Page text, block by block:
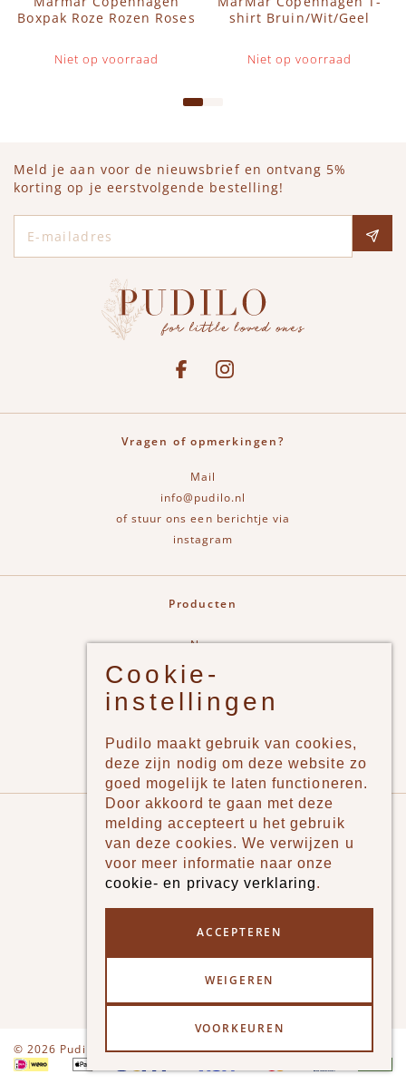
Boxpak Roze Rozen Roses
Niet op voorraad
shirt Bruin/Wit/Geel
Niet op voorraad
Meld je aan voor de nieuwsbrief en ontvang 5%
korting op je eerstvolgende bestelling!
See our FacebookBekijk onze Instagram pagina
Vragen of opmerkingen?
Mail
info@pudilo.nl
of stuur ons een berichtje via
instagram
Producten
New
Jongens
Meisjes
Merken
Pudilo
Over ons
Algemene voorwaarden
Klantenservice - Ruilen & Retourneren
© 2026 Pudilo DisclaimerPrivacy
Cookie-
instellingen
Pudilo maakt gebruik van cookies,
deze zijn nodig om deze website zo
goed mogelijk te laten functioneren.
Door akkoord te gaan met deze
melding accepteert u het gebruik
van deze cookies. We verwijzen u
voor meer informatie naar onze
cookie- en privacy verklaring.
ACCEPTEREN
WEIGEREN
VOORKEUREN